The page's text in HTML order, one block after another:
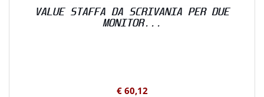
VALUE STAFFA DA SCRIVANIA PER DUE
MONITOR...
€ 60,12